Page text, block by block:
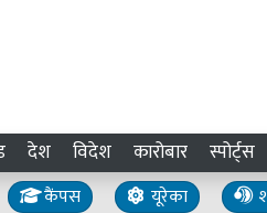
देश विदेश कारोबार स्पोर्ट्स
कैंपस यूरेका